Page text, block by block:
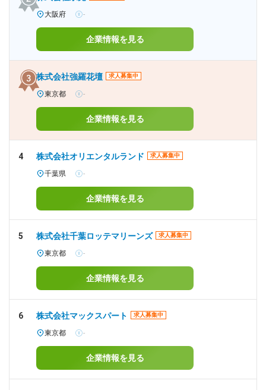
大阪府 -
企業情報を見る
株式会社強羅花壇 求人募集中
東京都 -
企業情報を見る
4 株式会社オリエンタルランド 求人募集中
千葉県 -
企業情報を見る
5 株式会社千葉ロッテマリーンズ 求人募集中
東京都 -
企業情報を見る
6 株式会社マックスパート 求人募集中
東京都 -
企業情報を見る